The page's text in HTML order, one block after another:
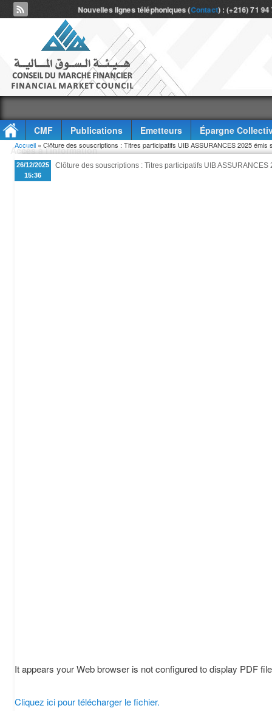
Nouvelles lignes téléphoniques (Contact) : (+216) 71
CMF Publications Emetteurs
Épargne
Accès à l'information
Vous êtes ici
Accueil » Clôture des souscriptions : Titres participatifs UIB ASSURANCES 2025
26/12/2025
15:36
Clôture des souscriptions : Titres participatifs UIB
It appears your Web browser is not configured to display PDF
Cliquez ici pour télécharger le fichier.